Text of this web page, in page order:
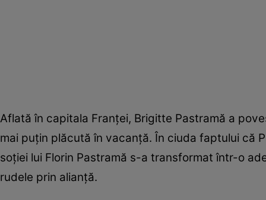
Aflată în capitala Franței, Brigitte Pastramă a
mai puțin plăcută în vacanță. În ciuda faptului că
soției lui Florin Pastramă s-a transformat într-o
rudele prin alianță.